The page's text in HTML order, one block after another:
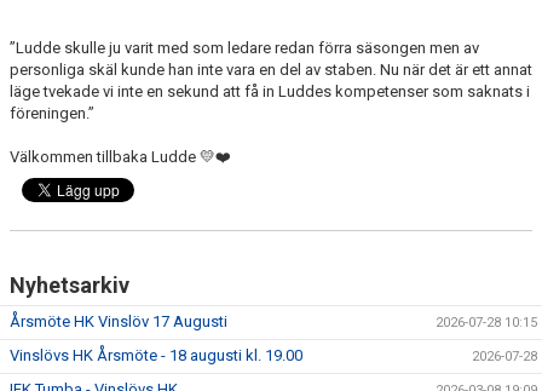
”Ludde skulle ju varit med som ledare redan förra säsongen men av
personliga skäl kunde han inte vara en del av staben. Nu när det är ett annat
läge tvekade vi inte en sekund att få in Luddes kompetenser som saknats i
föreningen.”
Välkommen tillbaka Ludde 💛❤️
Nyhetsarkiv
Årsmöte HK Vinslöv 17 Augusti 2026-07-28 10:15
Vinslövs HK Årsmöte - 18 augusti kl. 19.00 2026-07-28